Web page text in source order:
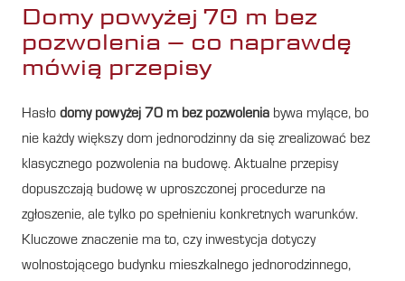
Domy powyżej 70 m bez
pozwolenia – co naprawdę
mówią przepisy
Hasło domy powyżej 70 m bez pozwolenia bywa mylące, bo
nie każdy większy dom jednorodzinny da się zrealizować bez
klasycznego pozwolenia na budowę. Aktualne przepisy
dopuszczają budowę w uproszczonej procedurze na
zgłoszenie, ale tylko po spełnieniu konkretnych warunków.
Kluczowe znaczenie ma to, czy inwestycja dotyczy
wolnostojącego budynku mieszkalnego jednorodzinnego,